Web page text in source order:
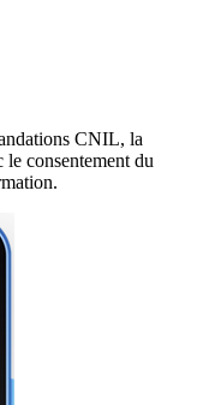
CNIL, la
consentement du